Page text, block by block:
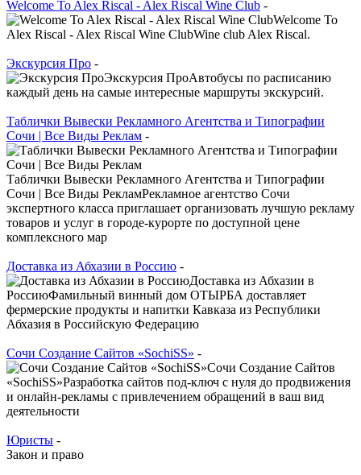
Welcome To Alex Riscal - Alex Riscal Wine Club -
Welcome To
Alex Riscal - Alex Riscal Wine ClubWine club Alex Riscal.
Экскурсия Про -
Экскурсия ПроАвтобусы по расписанию
каждый день на самые интересные маршруты экскурсий.
Таблички Вывески Рекламного Агентства и Типографии
Сочи | Все Виды Реклам -
Таблички Вывески Рекламного Агентства и Типографии
Сочи | Все Виды РекламРекламное агентство Сочи
экспертного класса приглашает организовать лучшую рекламу
товаров и услуг в городе-курорте по доступной цене
комплексного мар
Доставка из Абхазии в Россию -
Доставка из Абхазии в
РоссиюФамильный винный дом ОТЫРБА доставляет
фермерские продукты и напитки Кавказа из Республики
Абхазия в Российскую Федерацию
Сочи Создание Сайтов «SochiSS» -
Сочи Создание Сайтов
«SochiSS»Разработка сайтов под-ключ с нуля до продвижения
и онлайн-рекламы с привлечением обращений в ваш вид
деятельности
Юристы -
Закон и право